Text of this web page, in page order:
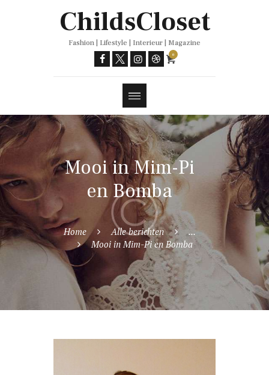
ChildsCloset
Fashion | Lifestyle | Interieur | Magazine
0
Mooi in Mim-Pi
en Bomba
Home Alle berichten
...
Mooi in Mim-Pi en Bomba
Trends